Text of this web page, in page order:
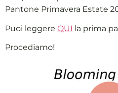
Pantone Primavera Estate
Puoi leggere QUI la prima
Procediamo!